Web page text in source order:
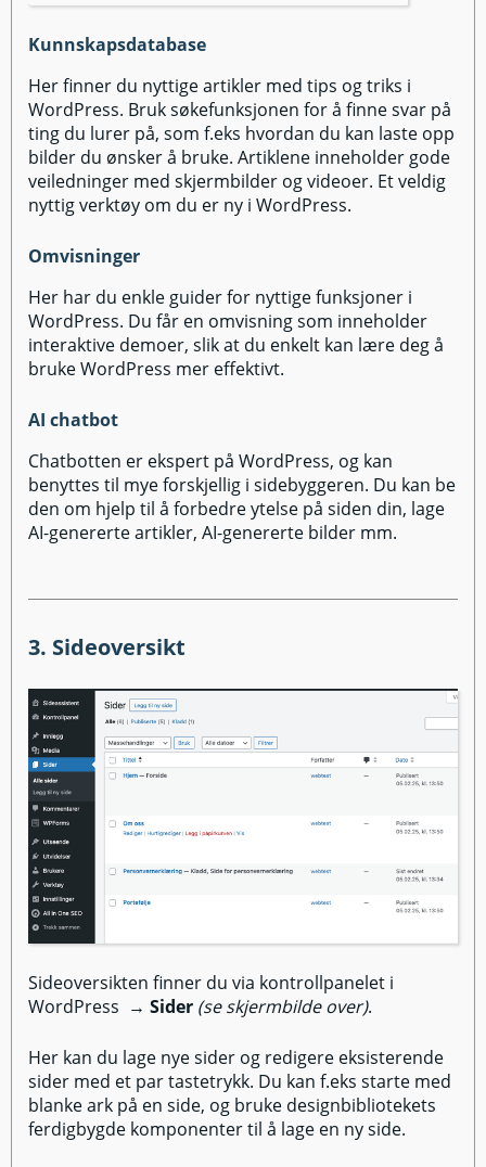
Kunnskapsdatabase
Her finner du nyttige artikler med tips og triks i
WordPress. Bruk søkefunksjonen for å finne svar på
ting du lurer på, som f.eks hvordan du kan laste opp
bilder du ønsker å bruke. Artiklene inneholder gode
veiledninger med skjermbilder og videoer. Et veldig
nyttig verktøy om du er ny i WordPress.
Omvisninger
Her har du enkle guider for nyttige funksjoner i
WordPress. Du får en omvisning som inneholder
interaktive demoer, slik at du enkelt kan lære deg å
bruke WordPress mer effektivt.
AI chatbot
Chatbotten er ekspert på WordPress, og kan
benyttes til mye forskjellig i sidebyggeren. Du kan be
den om hjelp til å forbedre ytelse på siden din, lage
AI-genererte artikler, AI-genererte bilder mm.
3. Sideoversikt
Sideoversikten finner du via kontrollpanelet i
WordPress → Sider (se skjermbilde over).
Her kan du lage nye sider og redigere eksisterende
sider med et par tastetrykk. Du kan f.eks starte med
blanke ark på en side, og bruke designbibliotekets
ferdigbygde komponenter til å lage en ny side.